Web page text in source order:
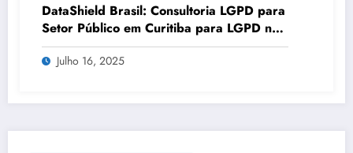
DataShield Brasil: Consultoria LGPD para
Setor Público em Curitiba para LGPD no
setor público | Série DataShield 127
Julho 16, 2025